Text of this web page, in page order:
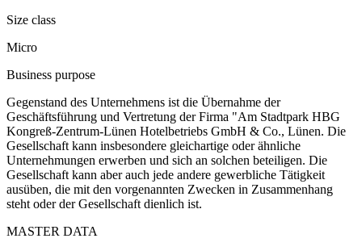
Size class
Micro
Business purpose
Gegenstand des Unternehmens ist die Übernahme der
Geschäftsführung und Vertretung der Firma "Am Stadtpark HBG
Kongreß-Zentrum-Lünen Hotelbetriebs GmbH & Co., Lünen. Die
Gesellschaft kann insbesondere gleichartige oder ähnliche
Unternehmungen erwerben und sich an solchen beteiligen. Die
Gesellschaft kann aber auch jede andere gewerbliche Tätigkeit
ausüben, die mit den vorgenannten Zwecken in Zusammenhang
steht oder der Gesellschaft dienlich ist.
MASTER DATA